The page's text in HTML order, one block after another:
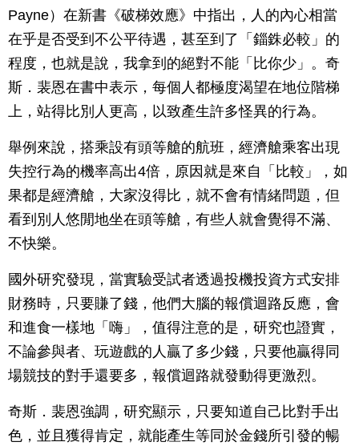
Payne）在新書《破梯效應》中指出，人的內心相當
在乎是否受到不公平待遇，甚至到了「錙銖必較」的
程度，也就是說，我拿到的絕對不能「比你少」。奇
斯．裴恩在書中表示，每個人都極度渴望在地位階梯
上，站得比別人更高，以致產生許多怪異的行為。
舉例來說，搭乘設有頭等艙的航班，經濟艙乘客出現
失控行為的機率高出4倍，原因就是來自「比較」，如
果都是經濟艙，大家沒得比，就不會有情緒問題，但
看到別人悠閒地坐在頭等艙，有些人就會覺得不滿、
不快樂。
國外研究發現，當實驗受試者透過投機投資方式安排
財務時，只要賺了錢，他們大腦的報償迴路反應，會
和進食一樣地「嗨」，值得注意的是，研究也證實，
不論參與者、玩遊戲的人贏了多少錢，只要他贏得同
場競技的對手還要多，報償迴路就發動得更激烈。
奇斯．裴恩強調，研究顯示，只要知道自己比對手出
色，並且獲得肯定，就能產生等同於金錢所引發的暢